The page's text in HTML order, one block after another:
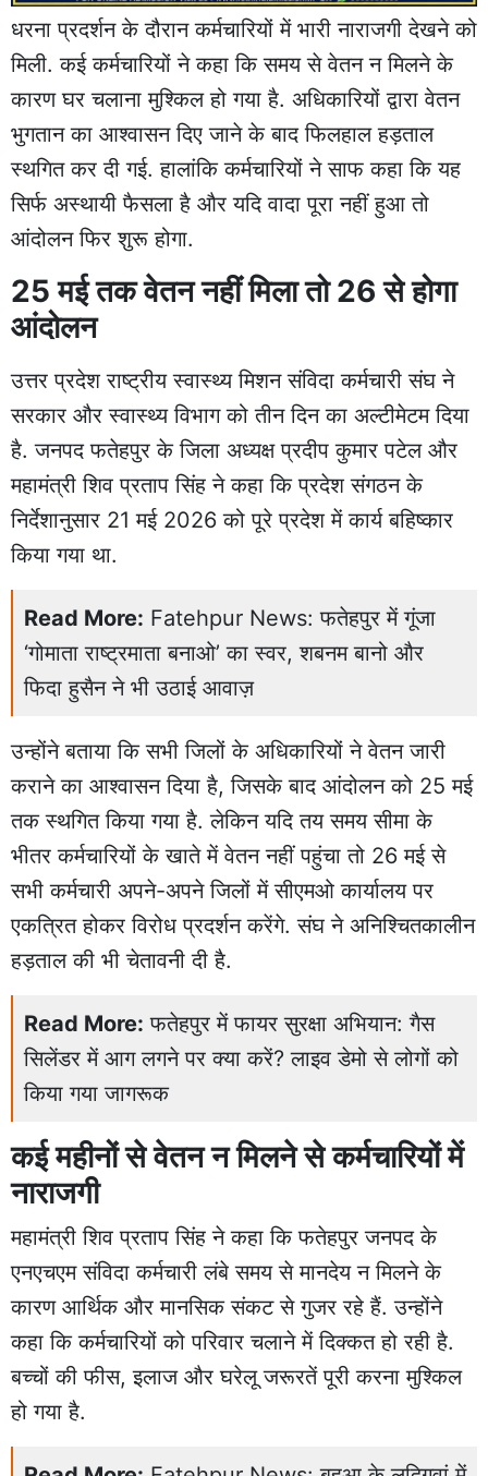
धरना प्रदर्शन के दौरान कर्मचारियों में भारी नाराजगी देखने को
मिली. कई कर्मचारियों ने कहा कि समय से वेतन न मिलने के
कारण घर चलाना मुश्किल हो गया है. अधिकारियों द्वारा वेतन
भुगतान का आश्वासन दिए जाने के बाद फिलहाल हड़ताल
स्थगित कर दी गई. हालांकि कर्मचारियों ने साफ कहा कि यह
सिर्फ अस्थायी फैसला है और यदि वादा पूरा नहीं हुआ तो
आंदोलन फिर शुरू होगा.
25 मई तक वेतन नहीं मिला तो 26 से होगा
आंदोलन
उत्तर प्रदेश राष्ट्रीय स्वास्थ्य मिशन संविदा कर्मचारी संघ ने
सरकार और स्वास्थ्य विभाग को तीन दिन का अल्टीमेटम दिया
है. जनपद फतेहपुर के जिला अध्यक्ष प्रदीप कुमार पटेल और
महामंत्री शिव प्रताप सिंह ने कहा कि प्रदेश संगठन के
निर्देशानुसार 21 मई 2026 को पूरे प्रदेश में कार्य बहिष्कार
किया गया था.
Read More: Fatehpur News: फतेहपुर में गूंजा
‘गोमाता राष्ट्रमाता बनाओ’ का स्वर, शबनम बानो और
फिदा हुसैन ने भी उठाई आवाज़
उन्होंने बताया कि सभी जिलों के अधिकारियों ने वेतन जारी
कराने का आश्वासन दिया है, जिसके बाद आंदोलन को 25 मई
तक स्थगित किया गया है. लेकिन यदि तय समय सीमा के
भीतर कर्मचारियों के खाते में वेतन नहीं पहुंचा तो 26 मई से
सभी कर्मचारी अपने-अपने जिलों में सीएमओ कार्यालय पर
एकत्रित होकर विरोध प्रदर्शन करेंगे. संघ ने अनिश्चितकालीन
हड़ताल की भी चेतावनी दी है.
Read More: फतेहपुर में फायर सुरक्षा अभियान: गैस
सिलेंडर में आग लगने पर क्या करें? लाइव डेमो से लोगों को
किया गया जागरूक
कई महीनों से वेतन न मिलने से कर्मचारियों में
नाराजगी
महामंत्री शिव प्रताप सिंह ने कहा कि फतेहपुर जनपद के
एनएचएम संविदा कर्मचारी लंबे समय से मानदेय न मिलने के
कारण आर्थिक और मानसिक संकट से गुजर रहे हैं. उन्होंने
कहा कि कर्मचारियों को परिवार चलाने में दिक्कत हो रही है.
बच्चों की फीस, इलाज और घरेलू जरूरतें पूरी करना मुश्किल
हो गया है.